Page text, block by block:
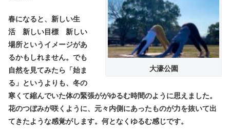
大濠公園
春になると、新しい生
活 新しい目標 新しい
場所というイメージがあ
るかもしれません。でも
自然を見てみたら「始ま
る」というよりも、冬の
寒くて縮んでいた体の緊張ががゆるむ時間のように思えました。
花のつぼみが咲くように、元々内側にあったものが力を抜いて出
てきたような感覚がします。何となくゆるむ感じです。